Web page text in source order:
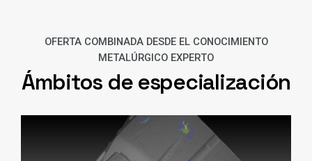
OFERTA COMBINADA DESDE EL CONOCIMIENTO
METALÚRGICO EXPERTO
Ámbitos de especialización